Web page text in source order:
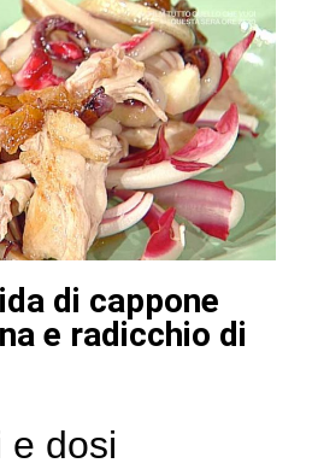
di cappone
e radicchio di
e dosi